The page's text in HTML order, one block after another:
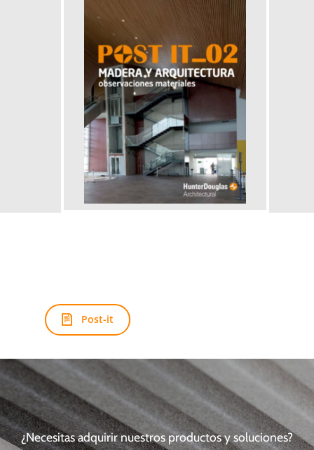
Post-it
¿Necesitas adquirir nuestros productos y soluciones?